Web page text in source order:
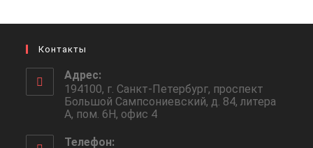
Контакты
Адрес:
194100, г. Санкт-Петербург, проспект
Большой Сампсониевский, д. 84, литера
А, пом. 6Н, офис 4
Телефон: